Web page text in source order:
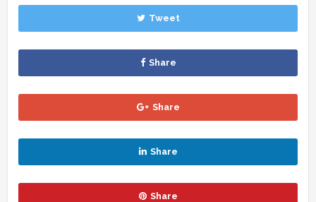
Tweet
Share
Share
Share
Share